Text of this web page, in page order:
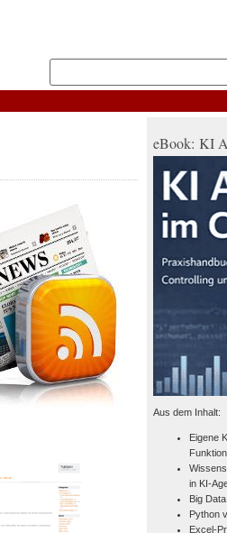
eBook: KI
Aus dem Inhalt:
Eigene
in KI-
Big
Python
Excel-